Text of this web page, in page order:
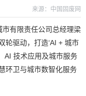
来源：中国固废网
有限责任公司总经理梁
轮驱动，打造‘AI + 城市
AI 技术应用及城市服务
环卫与城市数智化服务